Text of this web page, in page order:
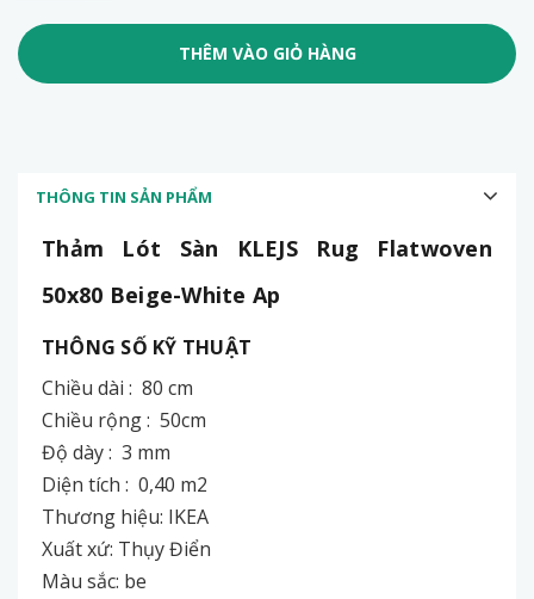
THÊM VÀO GIỎ HÀNG
THÔNG TIN SẢN PHẨM
Thảm Lót Sàn KLEJS Rug Flatwoven
50x80 Beige-White Ap
THÔNG SỐ KỸ THUẬT
Chiều dài : 80 cm
Chiều rộng : 50cm
Độ dày : 3 mm
Diện tích : 0,40 m2
Thương hiệu: IKEA
Xuất xứ: Thụy Điển
Màu sắc: be